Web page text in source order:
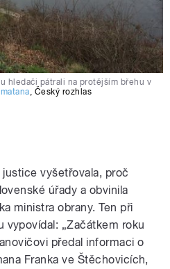
hledači pátrali na protějším břehu v
, Český rozhlas
vyšetřovala, proč
úřady a obvinila
ministra obrany. Ten při
„Začátkem roku
předal informaci o
Franka ve Štěchovicích,